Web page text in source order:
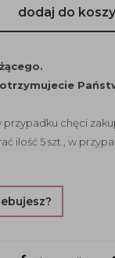
dodaj do
przypadku chęci
ilość 5 szt., w